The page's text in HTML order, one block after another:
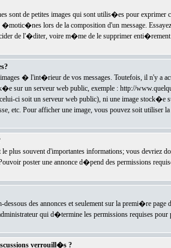
sont de petites images qui sont utilis�es pour exprimer
lors de la composition d'un message.
de l'�diter, voire m�me de le supprimer
� l'int�rieur de vos messages. Toutefois, il n'y a
sur un serveur web public, exemple : http://
ci soit un serveur web public), ni une image stock�e
etc. Pour afficher une image, vous pouvez soit
le plus souvent d'importantes informations; vous devriez
poster une annonce d�pend des permissions
dessous des annonces et seulement sur la premi�re
qui d�termine les permissions requises pour
verrouill�s ?